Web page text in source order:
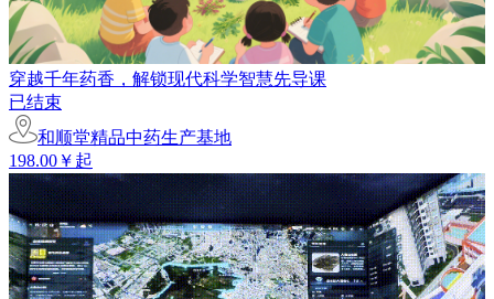
穿越千年药香，解锁现代科学智慧先导课
已结束
和顺堂精品中药生产基地
198.00￥起